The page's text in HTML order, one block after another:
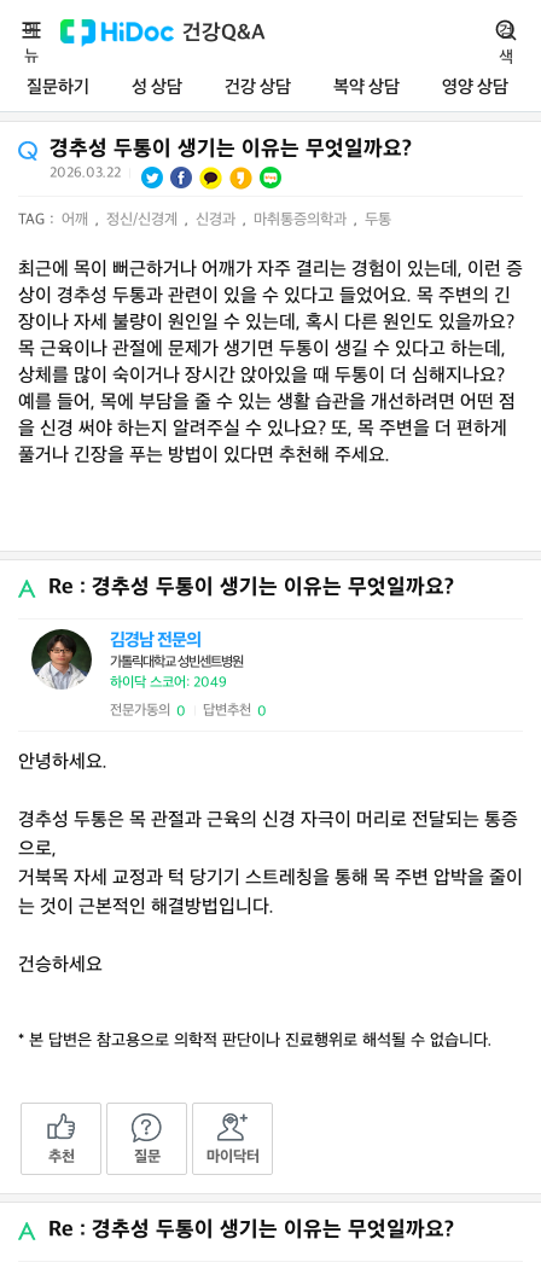
건강Q&A
질문하기 성 상담 건강 상담 복약 상담 영양 상담
메
뉴
검
색
경추성 두통이 생기는 이유는 무엇일까요?
2026.03.22
TAG : 어깨 , 정신/신경계 , 신경과 , 마취통증의학과 , 두통
최근에 목이 뻐근하거나 어깨가 자주 결리는 경험이 있는데, 이런 증
상이 경추성 두통과 관련이 있을 수 있다고 들었어요. 목 주변의 긴
장이나 자세 불량이 원인일 수 있는데, 혹시 다른 원인도 있을까요?
목 근육이나 관절에 문제가 생기면 두통이 생길 수 있다고 하는데,
상체를 많이 숙이거나 장시간 앉아있을 때 두통이 더 심해지나요?
예를 들어, 목에 부담을 줄 수 있는 생활 습관을 개선하려면 어떤 점
을 신경 써야 하는지 알려주실 수 있나요? 또, 목 주변을 더 편하게
풀거나 긴장을 푸는 방법이 있다면 추천해 주세요.
Re : 경추성 두통이 생기는 이유는 무엇일까요?
김경남 전문의
가톨릭대학교 성빈센트병원
하이닥 스코어: 2049
전문가동의 0 답변추천 0
안녕하세요.
경추성 두통은 목 관절과 근육의 신경 자극이 머리로 전달되는 통증
으로,
거북목 자세 교정과 턱 당기기 스트레칭을 통해 목 주변 압박을 줄이
는 것이 근본적인 해결방법입니다.
건승하세요
* 본 답변은 참고용으로 의학적 판단이나 진료행위로 해석될 수 없습니다.
추천 질문 마이닥터
Re : 경추성 두통이 생기는 이유는 무엇일까요?